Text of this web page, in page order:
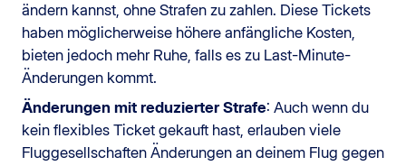
ändern kannst, ohne Strafen zu zahlen. Diese Tickets
haben möglicherweise höhere anfängliche Kosten,
bieten jedoch mehr Ruhe, falls es zu Last-Minute-
Änderungen kommt.
Änderungen mit reduzierter Strafe: Auch wenn du
kein flexibles Ticket gekauft hast, erlauben viele
Fluggesellschaften Änderungen an deinem Flug gegen